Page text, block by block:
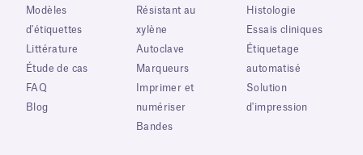
Modèles
d'étiquettes
Littérature
Étude de cas
FAQ
Blog
Résistant au
xylène
Autoclave
Marqueurs
Imprimer et
numériser
Bandes
Histologie
Essais cliniques
Étiquetage
automatisé
Solution
d'impression